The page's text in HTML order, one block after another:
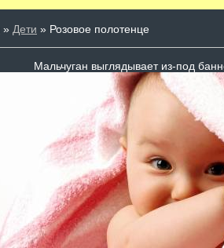
» Дети » Розовое полотенце
Мальчуган выглядывает из-под